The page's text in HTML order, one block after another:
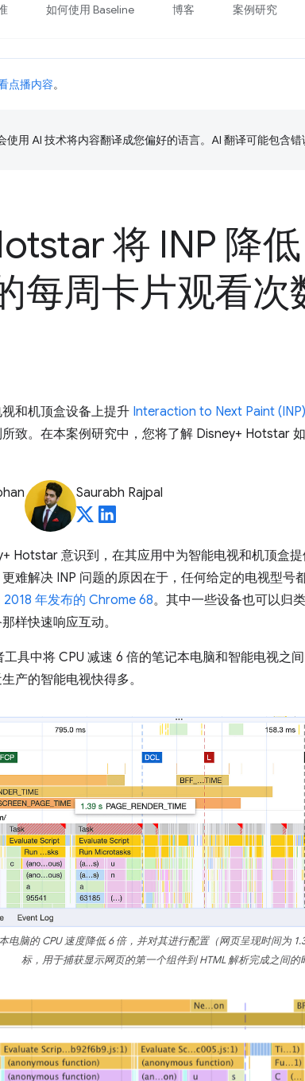
如何使用 Baseline 博客 案例研究
点播内容。
使用 AI 技术将内容翻译成您偏好的语言。AI 翻译可能包含错
将 INP 降
每周卡片观看次
和机顶盒设备上提升 Interaction to Next Paint (INP)
致。在本案例研究中，您将了解 Disney+ Hotstar
Saurabh Rajpal
Hotstar 意识到，在其应用中为智能电视和机顶盒
难解决 INP 问题的原因在于，任何给定的电视型号
年发布的 Chrome 68。其中一些设备也可以归
样快速响应互动。
具中将 CPU 减速 6 倍的笔记本电脑和智能电视之
产的智能电视快得多。
脑的 CPU 速度降低 6 倍，并对其进行配置（网页呈现时间为
标，用于捕获显示网页的第一个组件到 HTML 解析完成之间的